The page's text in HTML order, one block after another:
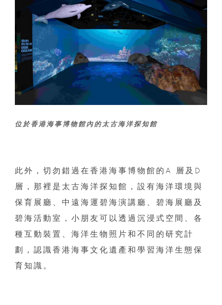
位於香港海事博物館內的太古海洋探知館
此外，切勿錯過在香港海事博物館的A 層及D
層，那裡是太古海洋探知館，設有海洋環境與
保育展廳、中遠海運碧海演講廳、碧海展廳及
碧海活動室，小朋友可以透過沉浸式空間、各
種互動裝置、海洋生物照片和不同的研究計
劃，認識香港海事文化遺產和學習海洋生態保
育知識。